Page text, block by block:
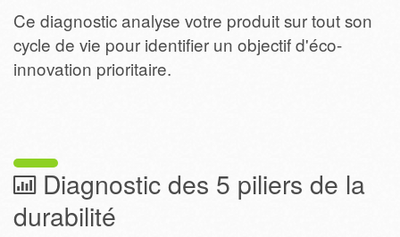
Ce diagnostic analyse votre produit sur tout son
cycle de vie pour identifier un objectif d'éco-
innovation prioritaire.
Diagnostic des 5 piliers de la
durabilité